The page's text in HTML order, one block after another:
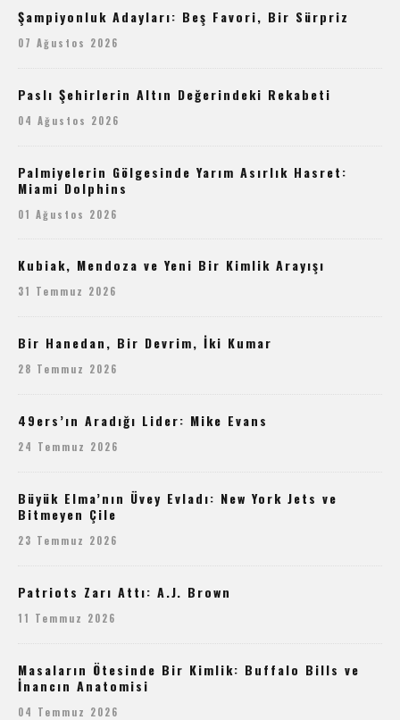
Şampiyonluk Adayları: Beş Favori, Bir Sürpriz
07 Ağustos 2026
Paslı Şehirlerin Altın Değerindeki Rekabeti
04 Ağustos 2026
Palmiyelerin Gölgesinde Yarım Asırlık Hasret:
Miami Dolphins
01 Ağustos 2026
Kubiak, Mendoza ve Yeni Bir Kimlik Arayışı
31 Temmuz 2026
Bir Hanedan, Bir Devrim, İki Kumar
28 Temmuz 2026
49ers’ın Aradığı Lider: Mike Evans
24 Temmuz 2026
Büyük Elma’nın Üvey Evladı: New York Jets ve
Bitmeyen Çile
23 Temmuz 2026
Patriots Zarı Attı: A.J. Brown
11 Temmuz 2026
Masaların Ötesinde Bir Kimlik: Buffalo Bills ve
İnancın Anatomisi
04 Temmuz 2026